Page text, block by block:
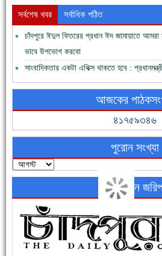
ফরিদগঞ্জের ভূমিহীন ২০ পরিবার আজ নিজের পাকা ঘরে
নতুনবাজার ফাঁড়ি পুলিশের অভিযানে ৪০ পিচ
সর্বশেষ খবর সর্বাধিক পঠিত
চাঁদপুরে ঈদুল ফিতরের প্রধান ঈদ জামায়াতে আমরা
ভাবে উপভোগ করবো
সাংবাদিকতার একটা এথিক্স থাকতে হবে :
আজকের
৪১৭৫৯৩৪৬
পুরোন সংখ্যা
অনলাইন